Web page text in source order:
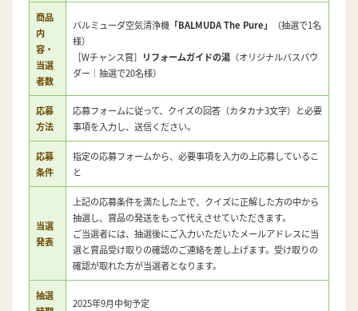
商品
内
容・
当選
者数
バルミューダ空気清浄機 「BALMUDA The Pure」
（抽選で1名
様）
［Wチャンス賞］ リフォームガイドの湯 （オリジナルバスパウ
ダー｜抽選で20名様）
応募
方法
応募フォームに従って、クイズの回答（カタカナ3文字）と必要
事項を入力し、送信ください。
応募
条件
指定の応募フォームから、必要事項を入力の上応募しているこ
と
当選
発表
上記の応募条件を満たした上で、クイズに正解した方の中から
抽選し、賞品の発送をもって代えさせていただきます。
ご当選者には、抽選後にご入力いただいたメールアドレスに当
選と賞品受け取りの確認のご連絡を差し上げます。受け取りの
確認が取れた方が当選者となります。
抽選
2025年9月中旬予定